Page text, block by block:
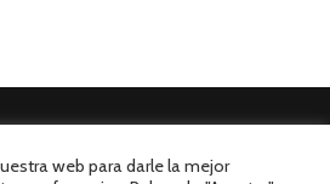
web para darle la mejor